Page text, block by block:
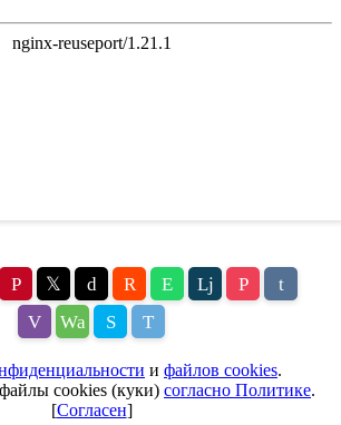
P 𝕏 d R E Lj P
t
V
Wa S T
и файлов cookies.
cookies (куки) согласно Политике.
[Согласен]